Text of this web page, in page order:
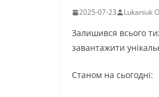
2025-07-23 Lukaniuk
Залишився всього
завантажити
Станом на сьогодні: